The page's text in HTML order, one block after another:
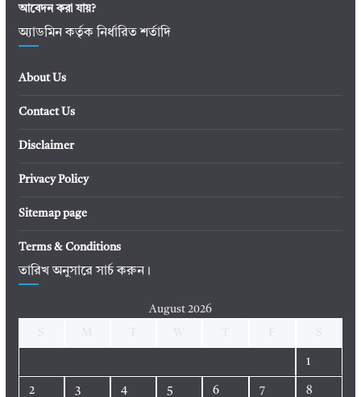
আবেদন করা যায়?
অ্যাডমিন কর্তৃক নির্ধারিত শর্তাদি
About Us
Contact Us
Disclaimer
Privacy Policy
Sitemap page
Terms & Conditions
তারিখ অনুসারে সার্চ করুন।
August 2026
1
2 3 4 5 6 7 8